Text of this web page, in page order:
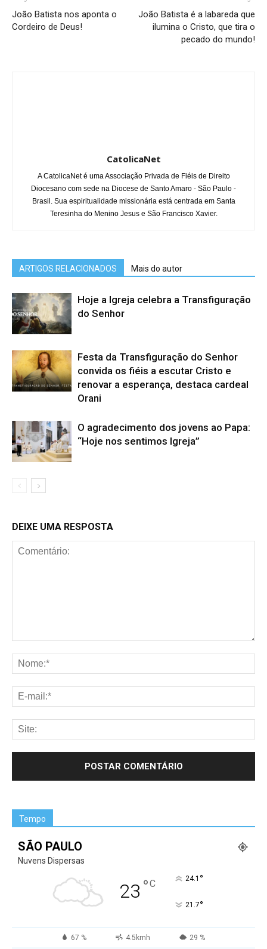
João Batista nos aponta o
Cordeiro de Deus!
João Batista é a labareda que
ilumina o Cristo, que tira o
pecado do mundo!
CatolicaNet
A CatolicaNet é uma Associação Privada de Fiéis de Direito
Diocesano com sede na Diocese de Santo Amaro - São Paulo -
Brasil. Sua espiritualidade missionária está centrada em Santa
Teresinha do Menino Jesus e São Francisco Xavier.
ARTIGOS RELACIONADOS Mais do autor
Hoje a Igreja celebra a Transfiguração
do Senhor
Festa da Transfiguração do Senhor
convida os fiéis a escutar Cristo e
renovar a esperança, destaca cardeal
Orani
O agradecimento dos jovens ao Papa:
“Hoje nos sentimos Igreja”
DEIXE UMA RESPOSTA
Tempo
SÃO PAULO
Nuvens Dispersas
23 °C 24.1 °
21.7°
67 % 4.5kmh 29 %